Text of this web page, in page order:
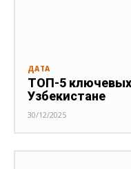
ДАТА
ТОП-5 ключевых
Узбекистане
30/12/2025